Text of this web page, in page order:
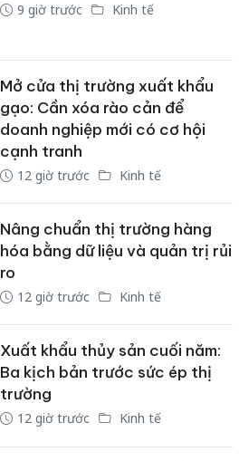
9 giờ trước Kinh tế
Mở cửa thị trường xuất khẩu
gạo: Cần xóa rào cản để
doanh nghiệp mới có cơ hội
cạnh tranh
12 giờ trước Kinh tế
Nâng chuẩn thị trường hàng
hóa bằng dữ liệu và quản trị rủi
ro
12 giờ trước Kinh tế
Xuất khẩu thủy sản cuối năm:
Ba kịch bản trước sức ép thị
trường
12 giờ trước Kinh tế